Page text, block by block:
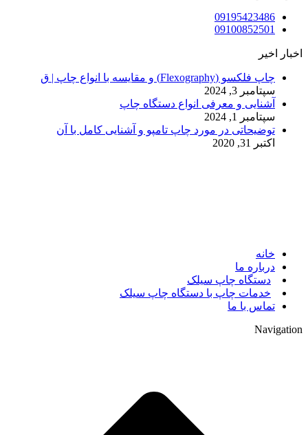
09195423486
09100852501
اخبار اخیر
چاپ فلکسو (Flexography) و مقایسه با انواع چاپ | ق
سپتامبر 3, 2024
آشنایی و معرفی انواع دستگاه چاپ
سپتامبر 1, 2024
توضیحاتی در مورد چاپ تامپو و آشنایی کامل با آن
اکتبر 31, 2020
خانه
درباره ما
دستگاه چاپ سیلک
خدمات چاپ با دستگاه چاپ سیلک
تماس با ما
Navigation